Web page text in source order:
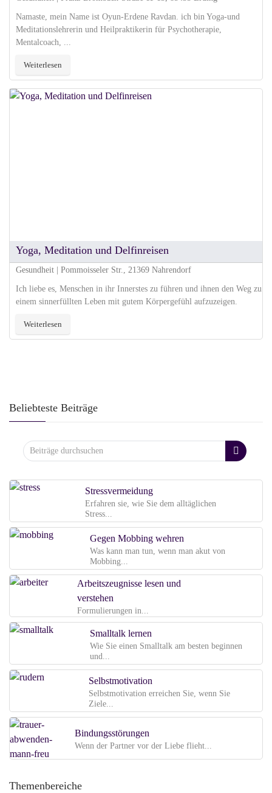
Namaste, mein Name ist Oyun-Erdene Ravdan. ich bin Yoga-und
Meditationslehrerin und Heilpraktikerin für Psychotherapie,
Mentalcoach, ...
Weiterlesen
Yoga, Meditation und Delfinreisen
Gesundheit | Pommoisseler Str., 21369 Nahrendorf
Ich liebe es, Menschen in ihr Innerstes zu führen und ihnen den Weg zu
einem sinnerfüllten Leben mit gutem Körpergefühl aufzuzeigen.
Weiterlesen
Beliebteste Beiträge
Stressvermeidung
Erfahren sie, wie Sie dem alltäglichen
Stress...
Gegen Mobbing wehren
Was kann man tun, wenn man akut von
Mobbing...
Arbeitszeugnisse lesen und
verstehen
Formulierungen in...
Smalltalk lernen
Wie Sie einen Smalltalk am besten beginnen
und...
Selbstmotivation
Selbstmotivation erreichen Sie, wenn Sie
Ziele...
Bindungsstörungen
Wenn der Partner vor der Liebe flieht...
Themenbereiche